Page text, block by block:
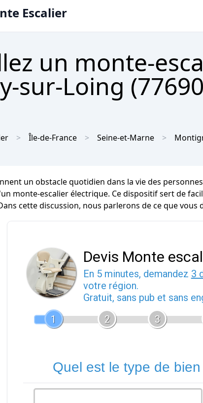
Escalier
un monte-
sur-Loing
Île-de-France Seine-et-Marne
un obstacle quotidien dans la vie des
monte-escalier électrique. Ce dispositif sert de
cette discussion, nous parlerons de ce que
Devis Monte
En 5 minutes, demandez 3
votre région.
Gratuit, sans pub et sans
1
2 3
Quel est le type de